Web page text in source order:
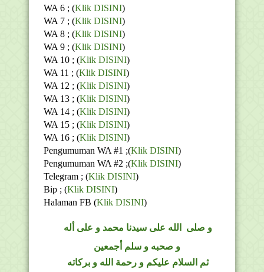
WA 6 ; (Klik DISINI)
WA 7 ; (Klik DISINI)
WA 8 ; (Klik DISINI)
WA 9 ; (Klik DISINI)
WA 10 ; (Klik DISINI)
WA 11 ; (Klik DISINI)
WA 12 ; (Klik DISINI)
WA 13 ; (Klik DISINI)
WA 14 ; (Klik DISINI)
WA 15 ; (Klik DISINI)
WA 16 ; (Klik DISINI)
Pengumuman WA #1 ;(Klik DISINI)
Pengumuman WA #2 ;(Klik DISINI)
Telegram ; (Klik DISINI)
Bip ; (Klik DISINI)
Halaman FB (Klik DISINI)
و صلى الله على سيدنا محمد و على أله
و صحبه و سلم أجمعين
ثم السلام عليكم و رحمة الله و بركاته